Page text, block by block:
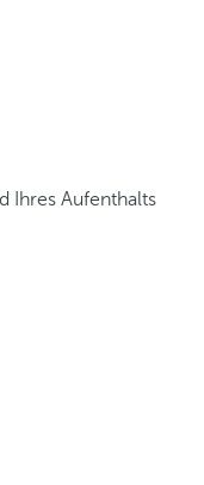
Ihres Aufenthalts